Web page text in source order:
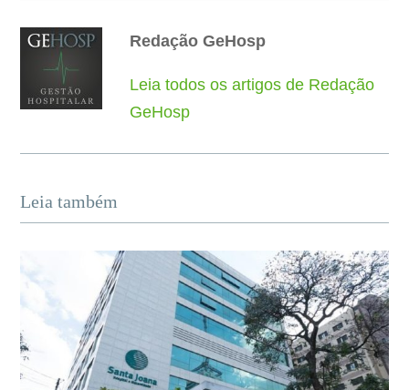
Redação GeHosp
Leia todos os artigos de Redação
GeHosp
Leia também